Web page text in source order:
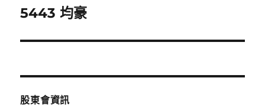
章:
下
篇
章:
5443 均豪
股東會資訊